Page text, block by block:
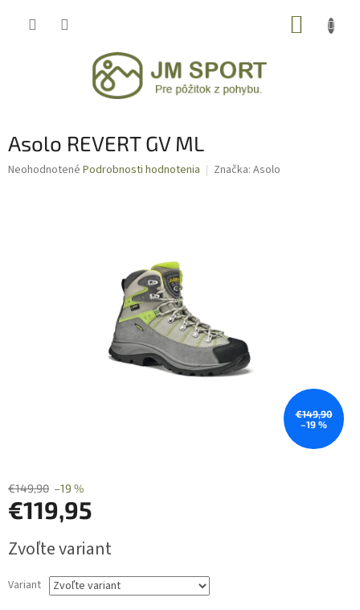
Asolo REVERT GV ML
Priemerné
Neohodnotené Podrobnosti hodnotenia Značka: Asolo
€149,90
–19 %
€149,90 –19 %
€119,95
cena:
Zvoľte variant
Variant